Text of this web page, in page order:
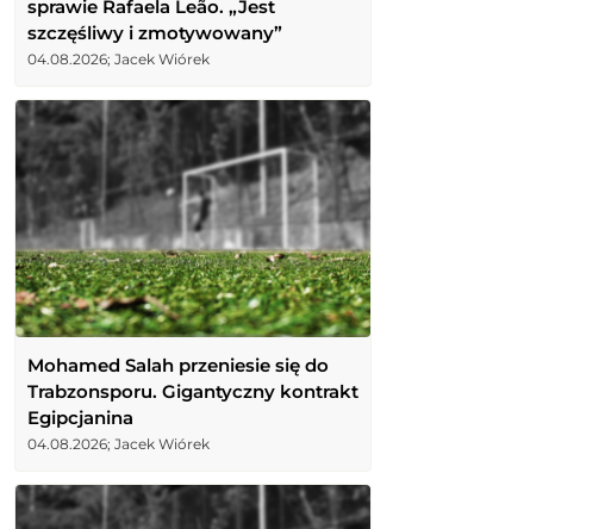
sprawie Rafaela Leão. „Jest
szczęśliwy i zmotywowany”
04.08.2026; Jacek Wiórek
Mohamed Salah przeniesie się do
Trabzonsporu. Gigantyczny kontrakt
Egipcjanina
04.08.2026; Jacek Wiórek